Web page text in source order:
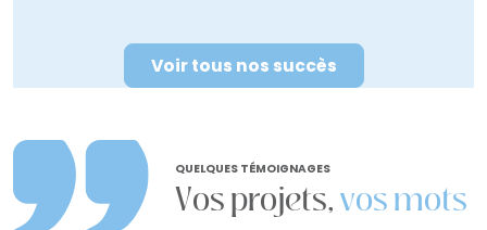
Voir tous nos succès
QUELQUES TÉMOIGNAGES
Vos projets,vos mots